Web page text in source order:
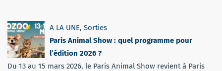
A LA UNE, Sorties
Paris Animal Show : quel programme pour
l’édition 2026 ?
Du 13 au 15 mars 2026, le Paris Animal Show revient à Paris